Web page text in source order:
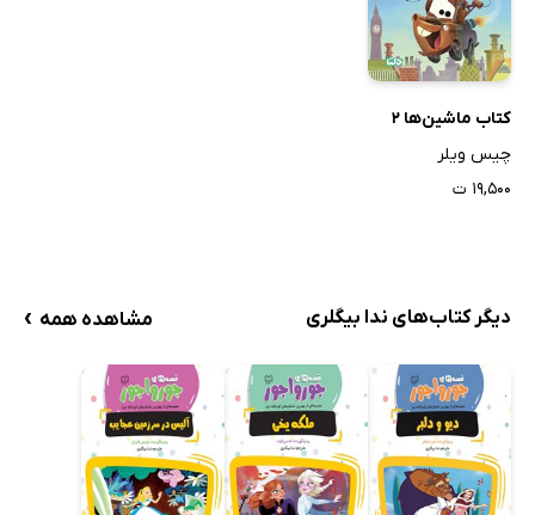
کتاب ماشین‌ها 2
چیس ویلر
۱۹,۵۰۰ ت
دیگر کتاب‌های ندا بیگلری مشاهده همه ›